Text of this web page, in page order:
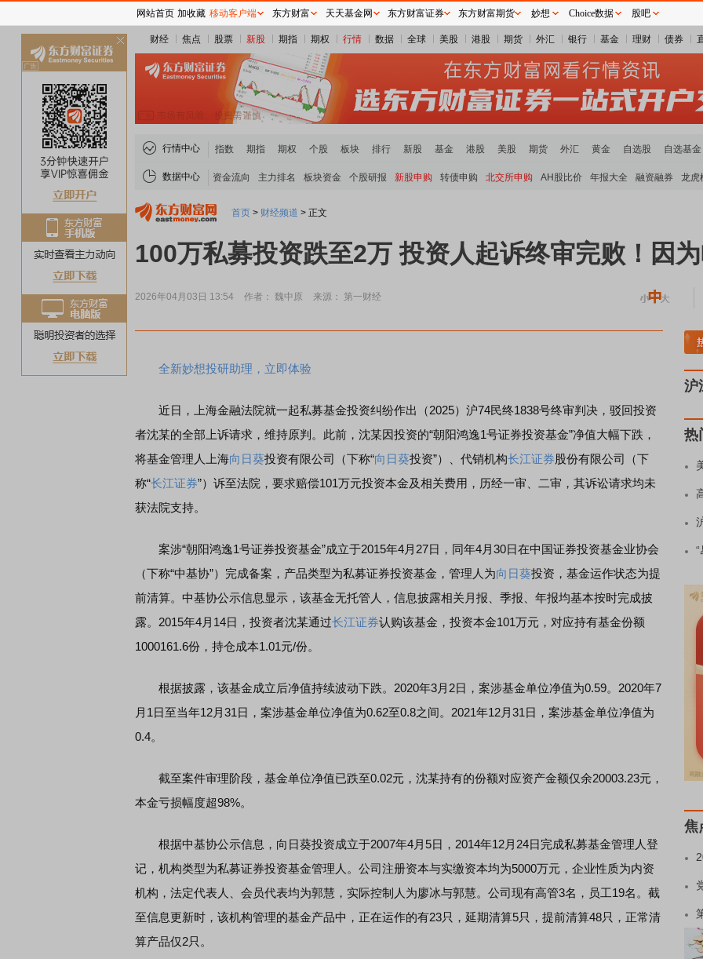
财经 焦点 股票 新股 期指 期权 行情 数据 全球 美股 港股 期货 外汇 银行 基金 理财 债券
行情中心 指数 期指 期权 个股 板块 排行 新股 基金 港股 美股 期货 外汇 黄金 自选股 自选基金
数据中心 资金流向 主力排名 板块资金 个股研报 新股申购 转债申购 北交所申购 AH股比价 年报大全 融资融券 龙虎
首页 > 财经频道 > 正文
100万私募投资跌至2万 投资人起诉终审完败！因
2026年04月03日 13:54 作者： 魏中原 来源： 第一财经
全新妙想投研助理，立即体验
近日，上海金融法院就一起私募基金投资纠纷作出（2025）沪74民终1838号终审判决，驳回投资
者沈某的全部上诉请求，维持原判。此前，沈某因投资的“朝阳鸿逸1号证券投资基金”净值大幅下跌，
将基金管理人上海向日葵投资有限公司（下称“向日葵投资”）、代销机构长江证券股份有限公司（下
称“长江证券”）诉至法院，要求赔偿101万元投资本金及相关费用，历经一审、二审，其诉讼请求均未
获法院支持。
案涉“朝阳鸿逸1号证券投资基金”成立于2015年4月27日，同年4月30日在中国证券投资基金业协会
（下称“中基协”）完成备案，产品类型为私募证券投资基金，管理人为向日葵投资，基金运作状态为提
前清算。中基协公示信息显示，该基金无托管人，信息披露相关月报、季报、年报均基本按时完成披
露。2015年4月14日，投资者沈某通过长江证券认购该基金，投资本金101万元，对应持有基金份额
1000161.6份，持仓成本1.01元/份。
根据披露，该基金成立后净值持续波动下跌。2020年3月2日，案涉基金单位净值为0.59。2020年7
月1日至当年12月31日，案涉基金单位净值为0.62至0.8之间。2021年12月31日，案涉基金单位净值为
0.4。
截至案件审理阶段，基金单位净值已跌至0.02元，沈某持有的份额对应资产金额仅余20003.23元，
本金亏损幅度超98%。
根据中基协公示信息，向日葵投资成立于2007年4月5日，2014年12月24日完成私募基金管理人登
记，机构类型为私募证券投资基金管理人。公司注册资本与实缴资本均为5000万元，企业性质为内资
机构，法定代表人、会员代表均为郭慧，实际控制人为廖冰与郭慧。公司现有高管3名，员工19名。截
至信息更新时，该机构管理的基金产品中，正在运作的有23只，延期清算5只，提前清算48只，正常清
算产品仅2只。
A股估值分析全览
沪
热
焦
网站首页 加收藏 移动客户端 东方财富 天天基金网 东方财富证券 东方财富期货 妙想 Choice数据 股吧
关